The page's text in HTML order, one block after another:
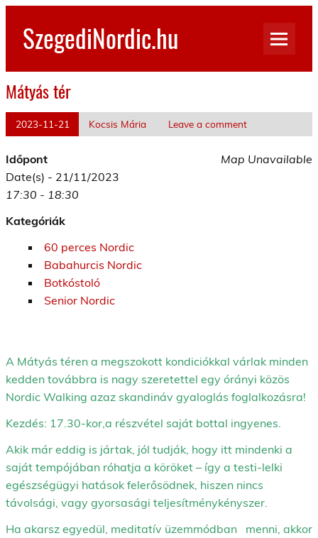
Skip
contentSzegediNordic.hu
Mátyás tér
2023-11-21 Kocsis Mária Leave a comment
Map Unavailable
Időpont
Date(s) - 21/11/2023
17:30 - 18:30
Kategóriák
60 perces Nordic
Babahurcis Nordic
Botkóstoló
Senior Nordic
A Mátyás téren a megszokott kondiciókkal várlak minden
kedden továbbra is nagy szeretettel egy órányi közös
Nordic Walking azaz skandináv gyaloglás foglalkozásra!
Kezdés: 17.30-kor,a részvétel saját bottal ingyenes.
Akik már eddig is jártak, jól tudják, hogy itt mindenki a
saját tempójában róhatja a köröket – így a testi-lelki
egészségügyi hatások felerősödnek, hiszen nincs
távolsági, vagy gyorsasági teljesítménykényszer.
Ha akarsz egyedül, meditatív üzemmódban menni, akkor